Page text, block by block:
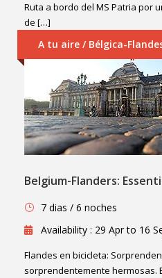
Ruta a bordo del MS Patria por
de […]
A tu aire / Bélgica-
Belgium-Flanders:
7 dias / 6 noches
Availability : 29 Apr to 16
Flandes en bicicleta:
sorprendentemente hermosas.